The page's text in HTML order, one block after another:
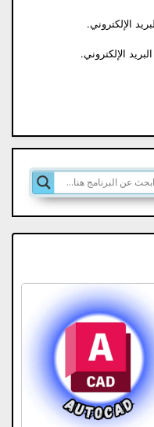
الإلكتروني.
الإلكتروني.